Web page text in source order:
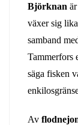
Björknan
växer sig
samband
Tammerfors
säga fisken
Av